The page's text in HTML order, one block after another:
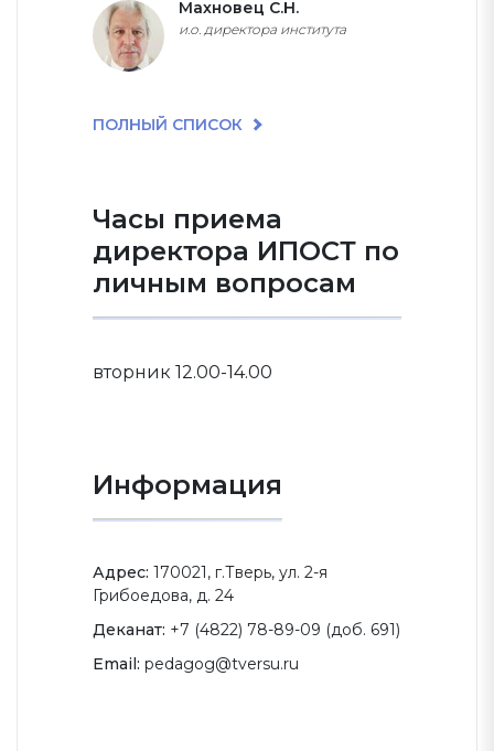
Махновец С.Н.
и.о. директора института
ПОЛНЫЙ СПИСОК
Часы приема
директора ИПОСТ по
личным вопросам
вторник 12.00-14.00
Информация
Адрес: 170021, г.Тверь, ул. 2-я
Грибоедова, д. 24
Деканат: +7 (4822) 78-89-09 (доб. 691)
Email: pedagog@tversu.ru